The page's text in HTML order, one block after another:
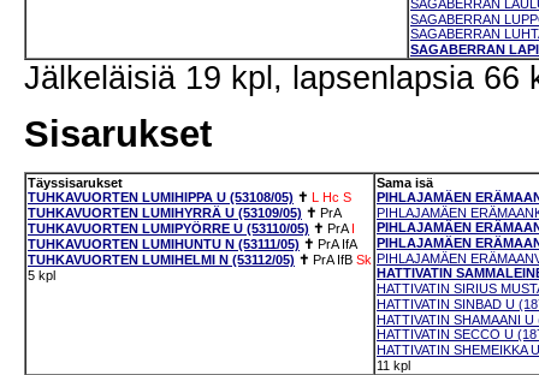
SAGABERRAN
SAGABERRAN
SAGABERRAN
SAGABERRAN
Jälkeläisiä 19 kpl, lapsenlapsia 66
Sisarukset
Täyssisarukset
TUHKAVUORTEN LUMIHIPPA U (53108/05) ✝ L Hc S
TUHKAVUORTEN LUMIHYRRÄ U (53109/05) ✝ PrA
TUHKAVUORTEN LUMIPYÖRRE U (53110/05) ✝ PrA I
TUHKAVUORTEN LUMIHUNTU N (53111/05) ✝ PrA IfA
TUHKAVUORTEN LUMIHELMI N (53112/05) ✝ PrA IfB Sk
5 kpl
Sama isä
PIHLAJAMÄEN
PIHLAJAMÄEN
PIHLAJAMÄEN
PIHLAJAMÄEN
PIHLAJAMÄEN
HATTIVATIN
HATTIVATIN SIRIUS
HATTIVATIN SINBAD U
HATTIVATIN SHAMAANI U
HATTIVATIN SECCO U
HATTIVATIN SHEMEIKKA
11 kpl